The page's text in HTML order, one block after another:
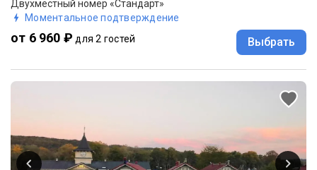
Двухместный номер «Стандарт»
Моментальное подтверждение
от 6 960 ₽ для 2 гостей Выбрать